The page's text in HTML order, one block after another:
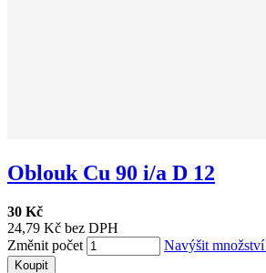
Oblouk Cu 90 i/a D 12
30 Kč
24,79 Kč bez DPH
Změnit počet
Navýšit množství
Koupit